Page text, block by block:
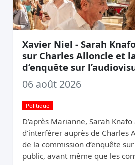
Xavier Niel - Sarah
sur Charles Alloncle et
d’enquête sur
06 août 2026
Politique
D’après Marianne, Sarah
d’interférer auprès de Charles
de la commission d’enquête
public, avant même que les